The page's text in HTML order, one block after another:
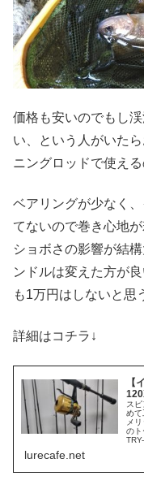
価格も安いのでもし
い、という人がいた
ニングロッドで使え
ベアリングが少なく
てないので巻き心地
ショボさの影響が結
ンドルは変えた方が
も1万円はしないと思
詳細はコチラ↓
【
ス
めて
メ
のト
lurecafe.net